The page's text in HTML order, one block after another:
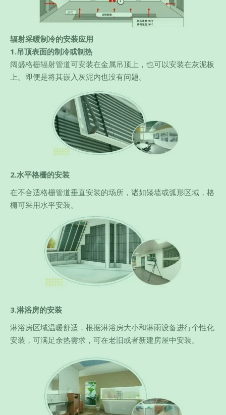
辐射采暖制冷的安装应用
1.吊顶表面的制冷或制热
阔盛格栅辐射管道可安装在金属吊顶上，也可以安装在灰泥板
上。即便是将其嵌入灰泥内也没有问题。
2.水平格栅的安装
在不合适格栅管道垂直安装的场所，诸如矮墙或弧形区域，格
栅可采用水平安装。
3.淋浴房的安装
淋浴房区域温暖舒适，根据淋浴房大小和淋雨设备进行个性化
安装，可满足余热需求，可在老旧或者新建房屋中安装。